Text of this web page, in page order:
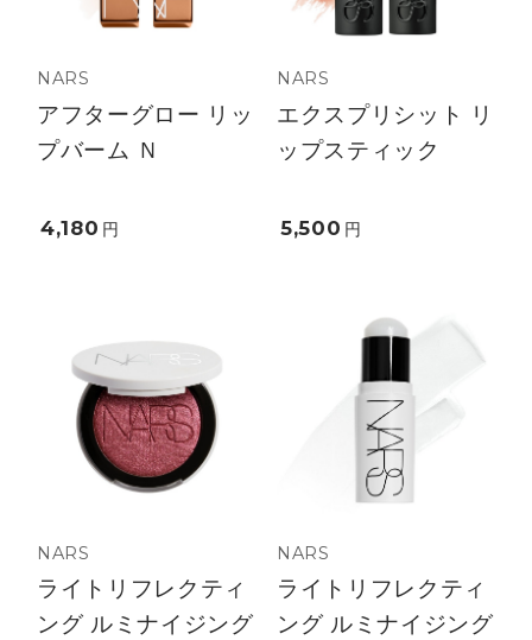
NARS
アフターグロー リッ
プバーム Ｎ
4,180 円
NARS
エクスプリシット リ
ップスティック
5,500 円
NARS
ライトリフレクティ
ング ルミナイジング
NARS
ライトリフレクティ
ング ルミナイジング